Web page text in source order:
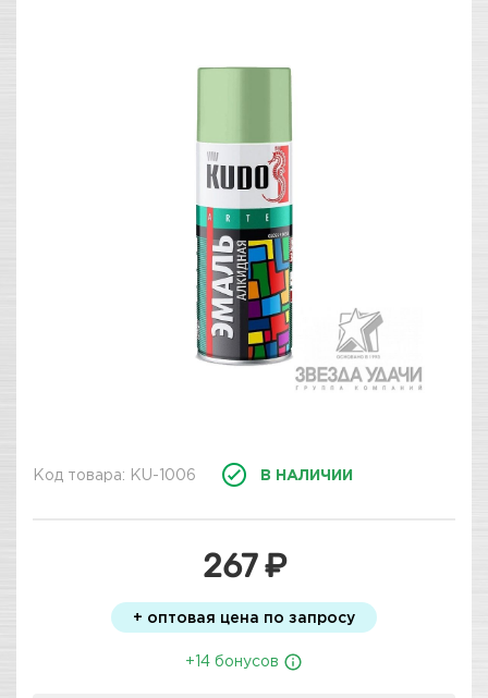
Код товара: KU-1006 В НАЛИЧИИ
267 ₽
+ оптовая цена по запросу
+14 бонусов